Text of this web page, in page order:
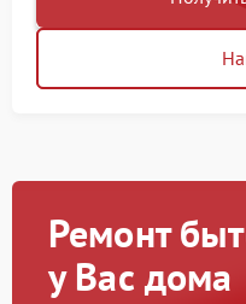
Ремонт
у Вас дома